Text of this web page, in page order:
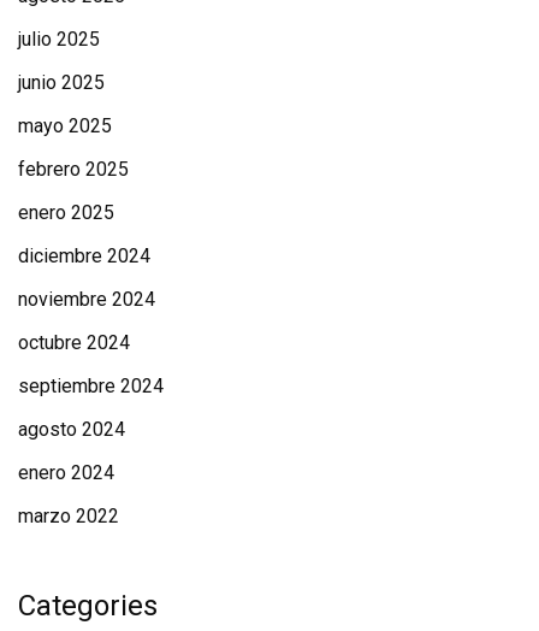
julio 2025
junio 2025
mayo 2025
febrero 2025
enero 2025
diciembre 2024
noviembre 2024
octubre 2024
septiembre 2024
agosto 2024
enero 2024
marzo 2022
Categories